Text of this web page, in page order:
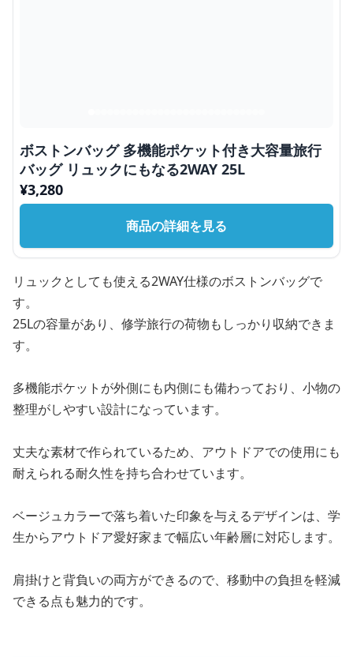
ボストンバッグ 多機能ポケット付き大容量旅行
バッグ リュックにもなる2WAY 25L
¥3,280
商品の詳細を見る
リュックとしても使える2WAY仕様のボストンバッグで
す。
25Lの容量があり、修学旅行の荷物もしっかり収納できま
す。
多機能ポケットが外側にも内側にも備わっており、小物の
整理がしやすい設計になっています。
丈夫な素材で作られているため、アウトドアでの使用にも
耐えられる耐久性を持ち合わせています。
ベージュカラーで落ち着いた印象を与えるデザインは、学
生からアウトドア愛好家まで幅広い年齢層に対応します。
肩掛けと背負いの両方ができるので、移動中の負担を軽減
できる点も魅力的です。